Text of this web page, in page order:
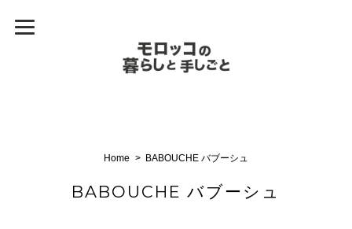
Home BABOUCHE バブーシュ
BABOUCHE バブーシュ